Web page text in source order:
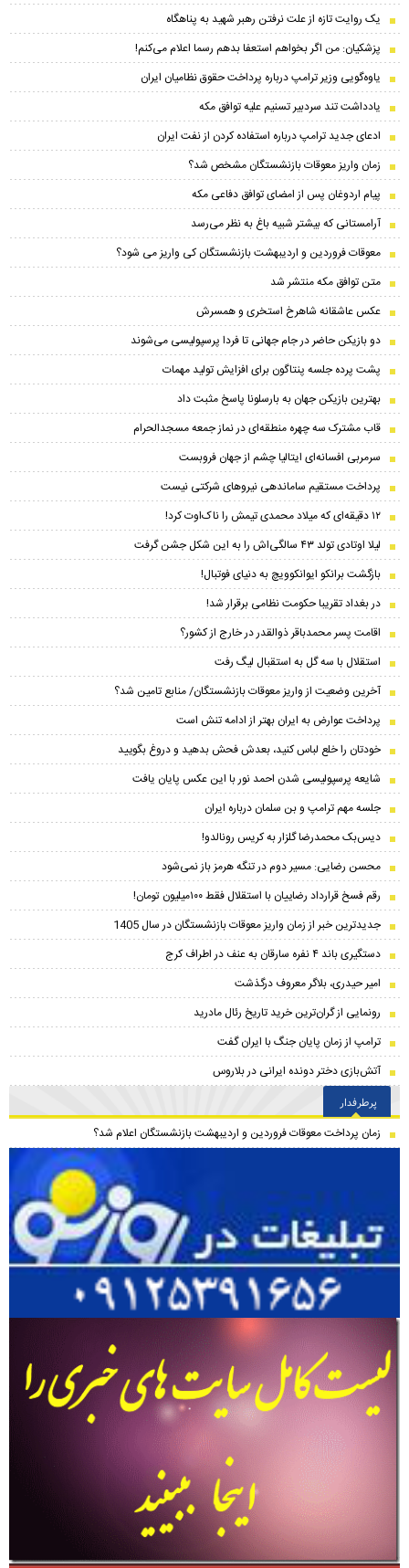
یک روایت تازه از علت نرفتن رهبر شهید به پناهگاه
پزشکیان: من اگر بخواهم استعفا بدهم رسما اعلام می‌کنم!
یاوه‌گویی وزیر ترامپ درباره پرداخت حقوق نظامیان ایران
یادداشت تند سردبیر تسنیم علیه توافق مکه
ادعای جدید ترامپ درباره استفاده کردن از نفت ایران
زمان واریز معوقات بازنشستگان مشخص شد؟
پیام اردوغان پس از امضای توافق دفاعی مکه
آرامستانی که بیشتر شبیه باغ به نظر می‌رسد
معوقات فروردین و اردیبهشت بازنشستگان کی واریز می شود؟
متن توافق مکه منتشر شد
عکس عاشقانه شاهرخ استخری و همسرش
دو بازیکن حاضر در جام جهانی تا فردا پرسپولیسی می‌شوند
پشت پرده جلسه پنتاگون برای افزایش تولید مهمات
بهترین بازیکن جهان به بارسلونا پاسخ مثبت داد
قاب مشترک سه چهره منطقه‌ای در نماز جمعه مسجدالحرام
سرمربی افسانه‌ای ایتالیا چشم از جهان فروبست
پرداخت مستقیم ساماندهی نیروهای شرکتی نیست
۱۲ دقیقه‌ای که میلاد محمدی تیمش را ناک‌اوت کرد!
لیلا اوتادی تولد ۴۳ سالگی‌اش را به این شکل جشن گرفت
بازگشت برانکو ایوانکوویچ به دنیای فوتبال!
در بغداد تقریبا حکومت نظامی برقرار شد!
اقامت پسر محمدباقر ذوالقدر در خارج از کشور؟
استقلال با سه گل به استقبال لیگ رفت
آخرین وضعیت از واریز معوقات بازنشستگان/ منابع تامین شد؟
پرداخت عوارض به ایران بهتر از ادامه تنش است
خودتان را خلع لباس کنید، بعدش فحش بدهید و دروغ بگویید
شایعه پرسپولیسی شدن احمد نور با این عکس پایان یافت
جلسه مهم ترامپ و بن سلمان درباره ایران
دیس‌بک محمدرضا گلزار به کریس رونالدو!
محسن رضایی: مسیر دوم در تنگه هرمز باز نمی‌شود
رقم فسخ قرارداد رضاییان با استقلال فقط ۱۰۰میلیون تومان!
جدیدترین خبر از زمان واریز معوقات بازنشستگان در سال 1405
دستگیری باند ۴ نفره سارقان به عنف در اطراف کرج
امیر حیدری، بلاگر معروف درگذشت
رونمایی از گران‌ترین خرید تاریخ رئال مادرید
ترامپ از زمان پایان جنگ با ایران گفت
آتش‌بازی دختر دونده ایرانی در بلاروس
پرطرفدار
زمان پرداخت معوقات فروردین و اردیبهشت بازنشستگان اعلام شد؟